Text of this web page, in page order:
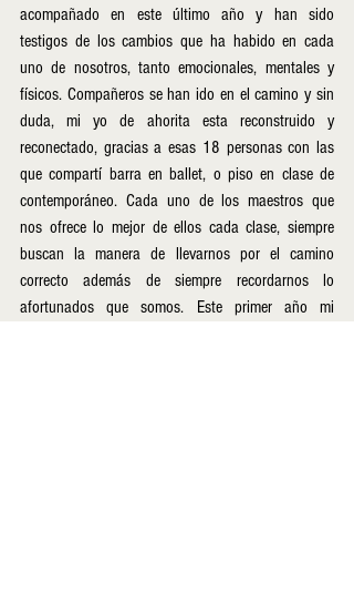
acompañado en este último año y han sido
testigos de los cambios que ha habido en cada
uno de nosotros, tanto emocionales, mentales y
físicos. Compañeros se han ido en el camino y sin
duda, mi yo de ahorita esta reconstruido y
reconectado, gracias a esas 18 personas con las
que compartí barra en ballet, o piso en clase de
contemporáneo. Cada uno de los maestros que
nos ofrece lo mejor de ellos cada clase, siempre
buscan la manera de llevarnos por el camino
correcto además de siempre recordarnos lo
afortunados que somos. Este primer año mi